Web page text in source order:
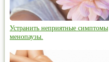
Устранить неприятные симптомы
менопаузы.